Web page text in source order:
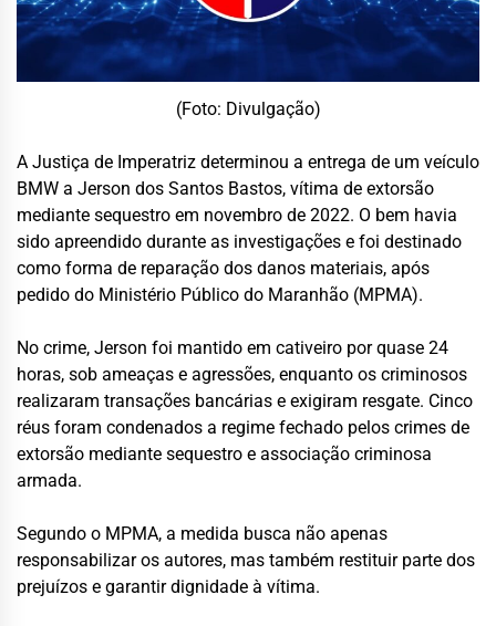
(Foto: Divulgação)
A Justiça de Imperatriz determinou a entrega de um veículo
BMW a Jerson dos Santos Bastos, vítima de extorsão
mediante sequestro em novembro de 2022. O bem havia
sido apreendido durante as investigações e foi destinado
como forma de reparação dos danos materiais, após
pedido do Ministério Público do Maranhão (MPMA).
No crime, Jerson foi mantido em cativeiro por quase 24
horas, sob ameaças e agressões, enquanto os criminosos
realizaram transações bancárias e exigiram resgate. Cinco
réus foram condenados a regime fechado pelos crimes de
extorsão mediante sequestro e associação criminosa
armada.
Segundo o MPMA, a medida busca não apenas
responsabilizar os autores, mas também restituir parte dos
prejuízos e garantir dignidade à vítima.